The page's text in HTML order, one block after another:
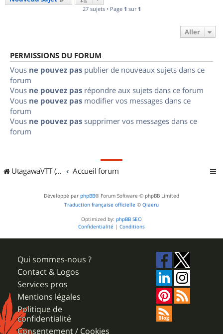
27 sujets • Page 1 sur 1
Aller
PERMISSIONS DU FORUM
Vous ne pouvez pas publier de nouveaux sujets dans ce
forum
Vous ne pouvez pas répondre aux sujets dans ce forum
Vous ne pouvez pas modifier vos messages dans ce
forum
Vous ne pouvez pas supprimer vos messages dans ce
forum
UtagawaVTT (Randos VTT et VTTAE avec traces GPS) Accueil forum
Développé par phpBB® Forum Software © phpBB Limited
Traduction française officielle © Qiaeru
Optimized by: phpBB SEO
Confidentialité | Conditions
Qui sommes-nous ?
Contact & Logos
Services pros
Mentions légales
Politique de
confidentialité
Consentement / Cookies